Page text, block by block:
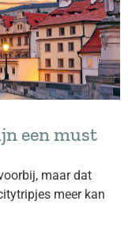
een must
maar dat
meer kan